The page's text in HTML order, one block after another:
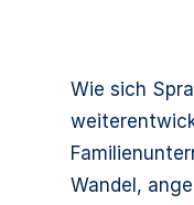
Wie sich
Wandel,